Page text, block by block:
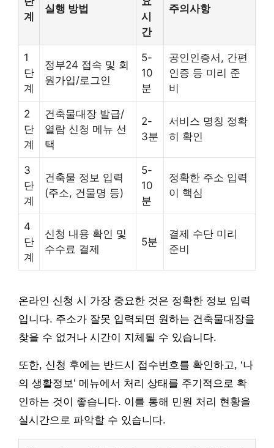
계
실행 방법
시
간
주의사항
1
단
계
정부24 접속 및 회
원가입/로그인
5-
10
분
공인인증서, 간편
인증 등 미리 준
비
2
단
계
건축물대장 발급/
열람 신청 메뉴 선
택
2-
3분
서비스 명칭 정확
히 확인
3
단
계
건축물 정보 입력
(주소, 건물명 등)
5-
10
분
정확한 주소 입력
이 핵심
4
단
계
신청 내용 확인 및
수수료 결제
5분
결제 수단 미리
준비
온라인 신청 시 가장 중요한 것은 정확한 정보 입력
입니다. 주소가 잘못 입력되면 원하는 건축물대장을
찾을 수 없거나 시간이 지체될 수 있습니다.
또한, 신청 후에는 반드시 접수번호를 확인하고, ‘나
의 생활정보’ 메뉴에서 처리 상태를 주기적으로 확
인하는 것이 좋습니다. 이를 통해 민원 처리 현황을
실시간으로 파악할 수 있습니다.